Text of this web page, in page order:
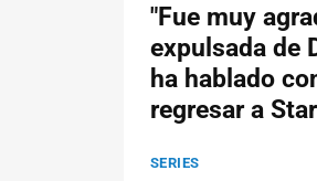
"Fue muy
expulsada de
ha hablado
regresar a
SERIES